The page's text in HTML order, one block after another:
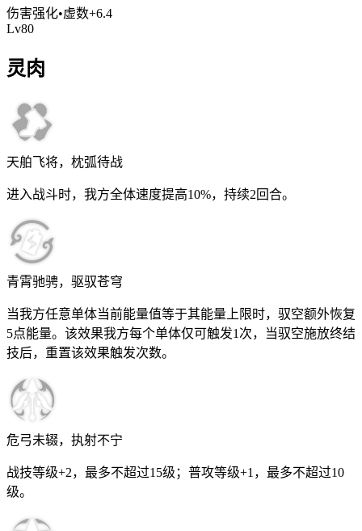
伤害强化•虚数+6.4
Lv80
灵肉
天舶飞将，枕弧待战
进入战斗时，我方全体速度提高10%，持续2回合。
青霄驰骋，驱驭苍穹
当我方任意单体当前能量值等于其能量上限时，驭空额外恢复
5点能量。该效果我方每个单体仅可触发1次，当驭空施放终结
技后，重置该效果触发次数。
危弓未辍，执射不宁
战技等级+2，最多不超过15级；普攻等级+1，最多不超过10
级。